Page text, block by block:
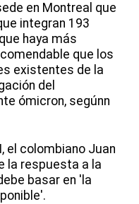
en Montreal que
integran 193
haya más
que los
existentes de la
del
ómicron, segúnn
el colombiano Juan
la respuesta a la
basar en 'la